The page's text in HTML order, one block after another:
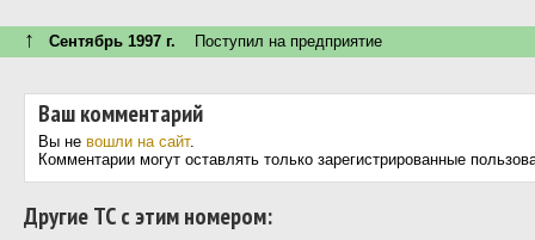
↑ Сентябрь 1997 г. Поступил на предприятие
Ваш комментарий
Вы не вошли на сайт.
Комментарии могут оставлять только зарегистрированные
Другие ТС с этим номером: